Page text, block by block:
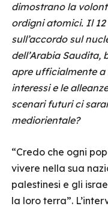
dimostrano la
ordigni atomici. Il
sull’accordo sul
dell’Arabia Saudita,
apre ufficialmente a
interessi e le
scenari futuri ci
mediorientale?
“Credo che ogni
vivere nella sua
palestinesi e gli
la loro terra”.